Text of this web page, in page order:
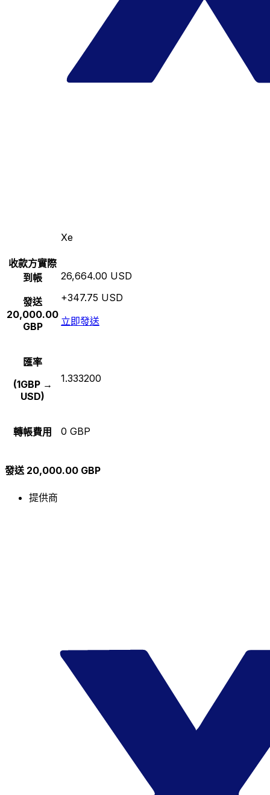
Xe
收款方實際
到帳
發送
20,000.00
GBP
26,664.00 USD
+347.75 USD
立即發送
匯率
(1GBP →
USD)
1.333200
轉帳費用 0 GBP
發送 20,000.00 GBP
提供商